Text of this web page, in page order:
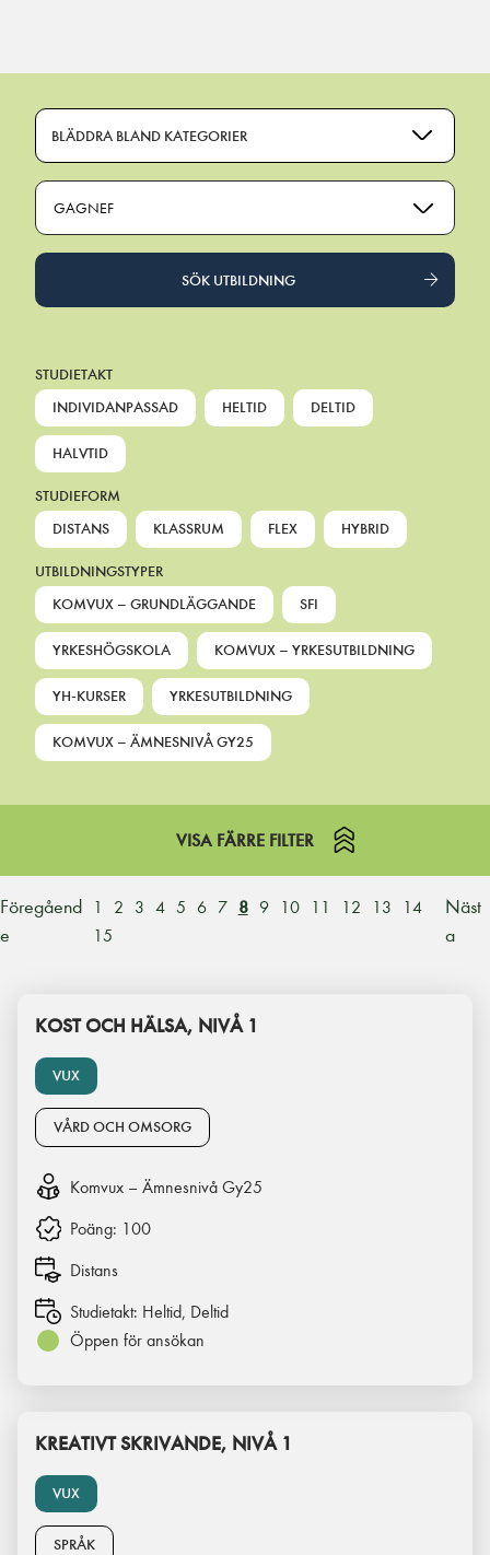
BLÄDDRA BLAND KATEGORIER
GAGNEF
SÖK UTBILDNING
STUDIETAKT
INDIVIDANPASSAD
HELTID DELTID
HALVTID
STUDIEFORM
DISTANS
KLASSRUM FLEX HYBRID
UTBILDNINGSTYPER
KOMVUX – GRUNDLÄGGANDE
SFI
YRKESHÖGSKOLA KOMVUX – YRKESUTBILDNING
YH-KURSER YRKESUTBILDNING
KOMVUX – ÄMNESNIVÅ GY25
VISA FÄRRE FILTER
Föregåend
e
1 2 3 4 5 6 7 8 9 10 11 12 13
14
15
Näst
a
VUX
KOST OCH HÄLSA, NIVÅ 1
VÅRD OCH OMSORG
Komvux – Ämnesnivå Gy25
Poäng: 100
Distans
Studietakt: Heltid, Deltid
Öppen för ansökan
VUX
KREATIVT SKRIVANDE, NIVÅ 1
SPRÅK